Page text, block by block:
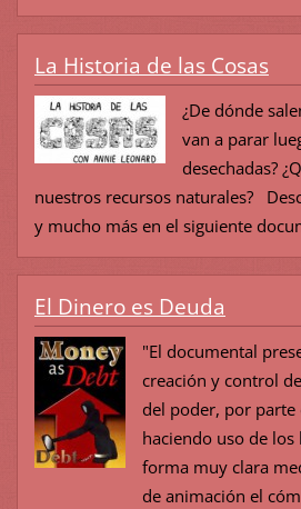
La Historia de las Cosas
¿De dónde
van a parar
desechadas?
nuestros recursos naturales?
y mucho más en el siguiente
El Dinero es Deuda
"El documental
creación y control
del poder, por parte
haciendo uso de los
forma muy clara
de animación el